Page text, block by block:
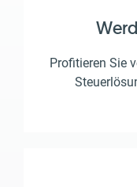
Profitieren Sie